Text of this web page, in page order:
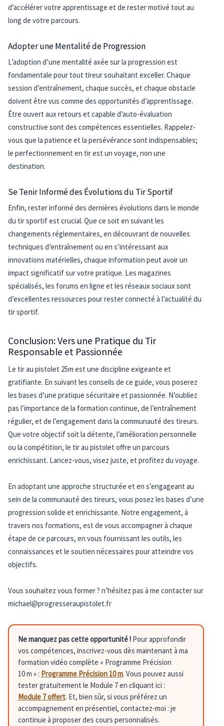
d’accélérer votre apprentissage et de rester motivé tout au
long de votre parcours.
Adopter une Mentalité de Progression
L’adoption d’une mentalité axée sur la progression est
fondamentale pour tout tireur souhaitant exceller. Chaque
session d’entraînement, chaque succès, et chaque obstacle
doivent être vus comme des opportunités d’apprentissage.
Être ouvert aux retours et capable d’auto-évaluation
constructive sont des compétences essentielles. Rappelez-
vous que la patience et la persévérance sont indispensables;
le perfectionnement en tir est un voyage, non une
destination.
Se Tenir Informé des Évolutions du Tir Sportif
Enfin, rester informé des dernières évolutions dans le monde
du tir sportif est crucial. Que ce soit en suivant les
changements réglementaires, en découvrant de nouvelles
techniques d’entraînement ou en s’intéressant aux
innovations matérielles, chaque information peut avoir un
impact significatif sur votre pratique. Les magazines
spécialisés, les forums en ligne et les réseaux sociaux sont
d’excellentes ressources pour rester connecté à l’actualité du
tir sportif.
Conclusion: Vers une Pratique du Tir
Responsable et Passionnée
Le tir au pistolet 25m est une discipline exigeante et
gratifiante. En suivant les conseils de ce guide, vous poserez
les bases d’une pratique sécuritaire et passionnée. N’oubliez
pas l’importance de la formation continue, de l’entraînement
régulier, et de l’engagement dans la communauté des tireurs.
Que votre objectif soit la détente, l’amélioration personnelle
ou la compétition, le tir au pistolet offre un parcours
enrichissant. Lancez-vous, visez juste, et profitez du voyage.
En adoptant une approche structurée et en s’engageant au
sein de la communauté des tireurs, vous posez les bases d’une
progression solide et enrichissante. Notre engagement, à
travers nos formations, est de vous accompagner à chaque
étape de ce parcours, en vous fournissant les outils, les
connaissances et le soutien nécessaires pour atteindre vos
objectifs.
Vous souhaitez vous former ? n’hésitez pas à me contacter sur
michael@progresseraupistolet.fr
Ne manquez pas cette opportunité ! Pour approfondir
vos compétences, inscrivez-vous dès maintenant à ma
formation vidéo complète « Programme Précision
10 m » : Programme Précision 10 m. Vous pouvez aussi
tester gratuitement le Module 7 en cliquant ici :
Module 7 offert. Et, bien sûr, si vous préférez un
accompagnement en présentiel, contactez‑moi : je
continue à proposer des cours personnalisés.